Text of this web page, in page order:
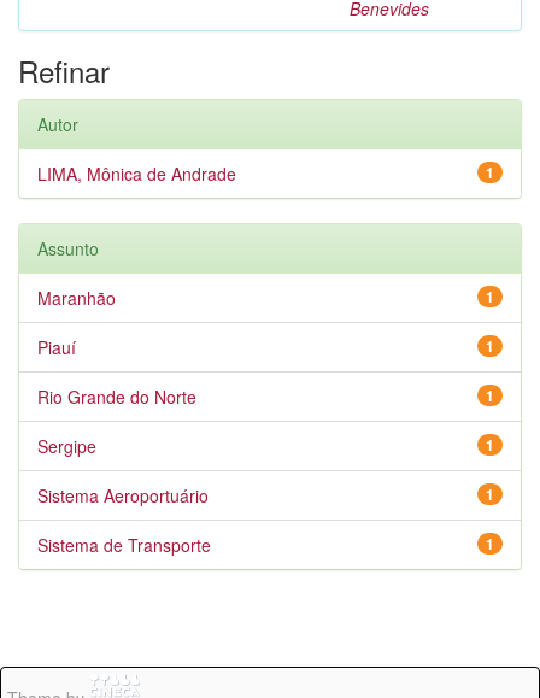
Benevides
Refinar
Autor
1
LIMA, Mônica de Andrade
Assunto
1
Maranhão
1
Piauí
1
Rio Grande do Norte
1
Sergipe
1
Sistema Aeroportuário
1
Sistema de Transporte